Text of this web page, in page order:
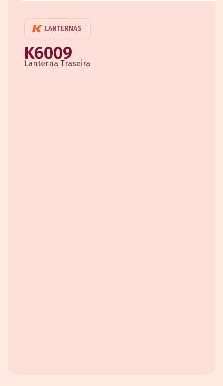
LANTERNAS
K6009
Lanterna Traseira